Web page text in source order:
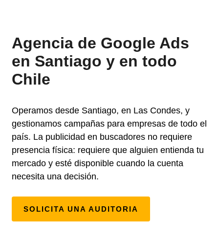
Agencia de Google Ads
en Santiago y en todo
Chile
Operamos desde Santiago, en Las Condes, y
gestionamos campañas para empresas de todo el
país. La publicidad en buscadores no requiere
presencia física: requiere que alguien entienda tu
mercado y esté disponible cuando la cuenta
necesita una decisión.
SOLICITA UNA AUDITORIA